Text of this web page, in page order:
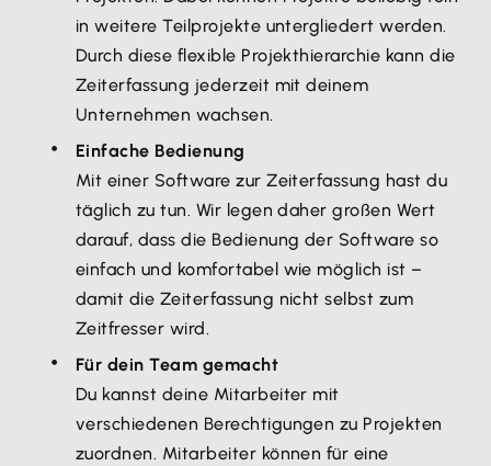
Auslagen oder Reisekosten zu ergänzen.
Lexware Office-Zugangsdaten an und stimme
der Verknüpfung zu.
Fertig! Du kannst jetzt Rechnungen aus Timicx
heraus direkt in Lexware Office erzeugen.
in weitere Teilprojekte untergliedert werden.
Durch diese flexible Projekthierarchie kann die
Zeiterfassung jederzeit mit deinem
Unternehmen wachsen.
Einfache Bedienung
Mit einer Software zur Zeiterfassung hast du
täglich zu tun. Wir legen daher großen Wert
darauf, dass die Bedienung der Software so
einfach und komfortabel wie möglich ist –
damit die Zeiterfassung nicht selbst zum
Zeitfresser wird.
Für dein Team gemacht
Du kannst deine Mitarbeiter mit
verschiedenen Berechtigungen zu Projekten
zuordnen. Mitarbeiter können für eine